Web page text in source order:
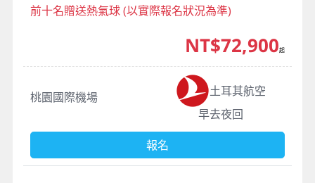
前十名贈送熱氣球 (以實際報名狀況為準)
桃園國際機場
土耳其航空
早去夜回
NT$72,900起
報名